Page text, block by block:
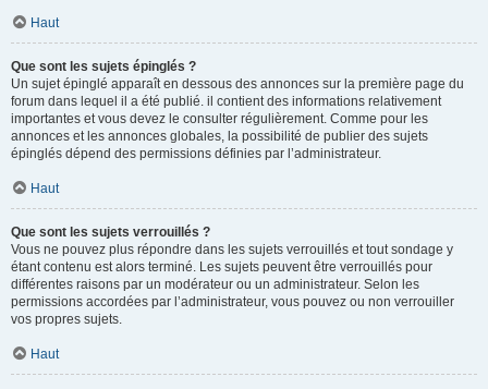
Haut
Que sont les sujets épinglés ?
Un sujet épinglé apparaît en dessous des annonces sur la première page du
forum dans lequel il a été publié. il contient des informations relativement
importantes et vous devez le consulter régulièrement. Comme pour les
annonces et les annonces globales, la possibilité de publier des sujets
épinglés dépend des permissions définies par l’administrateur.
Haut
Que sont les sujets verrouillés ?
Vous ne pouvez plus répondre dans les sujets verrouillés et tout sondage y
étant contenu est alors terminé. Les sujets peuvent être verrouillés pour
différentes raisons par un modérateur ou un administrateur. Selon les
permissions accordées par l’administrateur, vous pouvez ou non verrouiller
vos propres sujets.
Haut